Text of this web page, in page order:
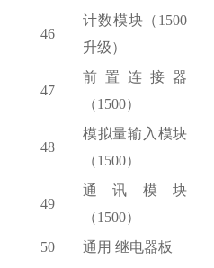
46
计数模块（ 1500
升级）
47
前置连接器
（1500）
48
模拟量输入模块
（1500）
49
通讯模块
（1500）
50 通用 继电器板